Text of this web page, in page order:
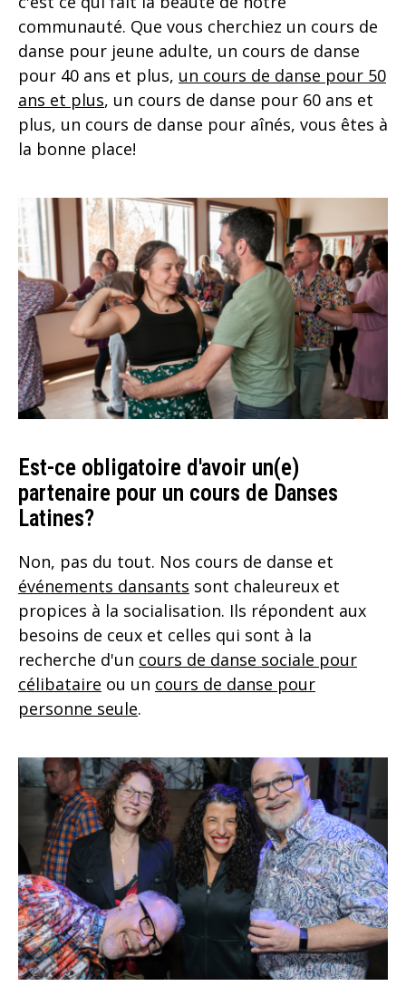
communauté. Que vous cherchiez un cours de
danse pour jeune adulte, un cours de danse
pour 40 ans et plus, un cours de danse pour 50
ans et plus, un cours de danse pour 60 ans et
plus, un cours de danse pour aînés, vous êtes à
la bonne place!
Est-ce obligatoire d'avoir un(e)
partenaire pour un cours de Danses
Latines?
Non, pas du tout. Nos cours de danse et
événements dansants sont chaleureux et
propices à la socialisation. Ils répondent aux
besoins de ceux et celles qui sont à la
recherche d'un cours de danse sociale pour
célibataire ou un cours de danse pour
personne seule.